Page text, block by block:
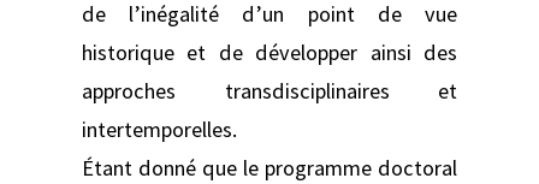
de l’inégalité d’un point de vue
historique et de développer ainsi des
approches transdisciplinaires et
intertemporelles.
Étant donné que le programme doctoral